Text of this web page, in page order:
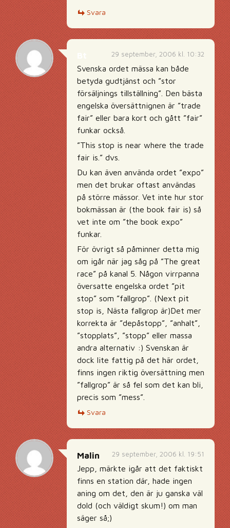
Svara
29 september, 2006 kl. 10:32
Svenska ordet mässa kan både
betyda gudtjänst och ”stor
försäljnings tillställning”. Den bästa
engelska översättnignen är ”trade
fair” eller bara kort och gått ”fair”
funkar också.
”This stop is near where the trade
fair is.” dvs.
Du kan även använda ordet ”expo”
men det brukar oftast användas
på större mässor. Vet inte hur stor
bokmässan är (the book fair is) så
vet inte om ”the book expo”
funkar.
För övrigt så påminner detta mig
om igår när jag såg på ”The great
race” på kanal 5. Någon virrpanna
översatte engelska ordet ”pit
stop” som ”fallgrop”. (Next pit
stop is, Nästa fallgrop är)Det mer
korrekta är ”depåstopp”, ”anhalt”,
”stopplats”, ”stopp” eller massa
andra alternativ :) Svenskan är
dock lite fattig på det här ordet,
finns ingen riktig översättning men
”fallgrop” är så fel som det kan bli,
precis som ”mess”.
Svara
29 september, 2006 kl. 19:51
Malin
Jepp, märkte igår att det faktiskt
finns en station där, hade ingen
aning om det, den är ju ganska väl
dold (och väldigt skum!) om man
säger så;)